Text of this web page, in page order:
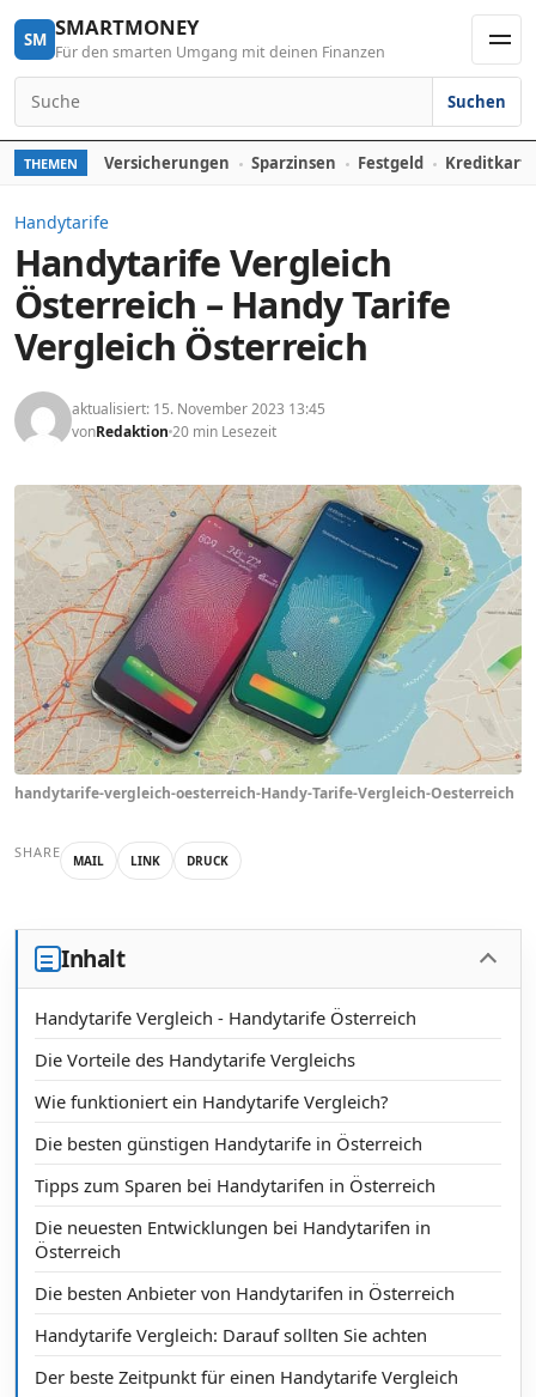
Skip to content
SM SMARTMONEY
Für den smarten Umgang mit deinen Finanzen
Search for:
Suchen
THEMEN Versicherungen Sparzinsen Festgeld
Handytarife
Handytarife Vergleich
Österreich – Handy Tarife
Vergleich Österreich
aktualisiert: 15. November 2023 13:45
vonRedaktion 20 min Lesezeit
handytarife-vergleich-oesterreich-Handy-Tarife-Vergleich-Oesterreich
SHARE MAIL LINK DRUCK
Inhalt
Handytarife Vergleich - Handytarife Österreich
Die Vorteile des Handytarife Vergleichs
Wie funktioniert ein Handytarife Vergleich?
Die besten günstigen Handytarife in Österreich
Tipps zum Sparen bei Handytarifen in Österreich
Die neuesten Entwicklungen bei Handytarifen in
Österreich
Die besten Anbieter von Handytarifen in Österreich
Handytarife Vergleich: Darauf sollten Sie achten
Der beste Zeitpunkt für einen Handytarife Vergleich